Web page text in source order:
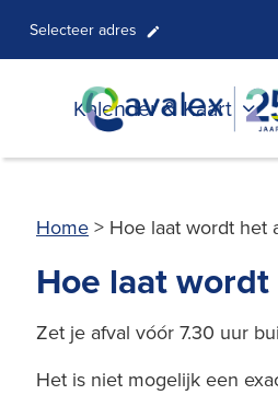
Selecteer adres
Kalender & Kaart
Home > Hoe laat wordt het
Hoe laat
Zet je afval vóór 7.30 uur
Het is niet mogelijk een